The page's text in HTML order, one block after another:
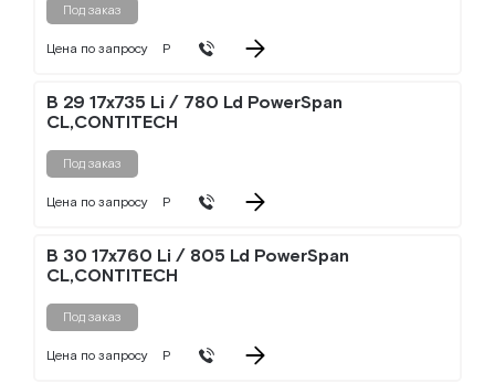
Под заказ
Цена по запросу Р
B 29 17x735 Li / 780 Ld PowerSpan
CL,CONTITECH
Под заказ
Цена по запросу Р
B 30 17x760 Li / 805 Ld PowerSpan
CL,CONTITECH
Под заказ
Цена по запросу Р